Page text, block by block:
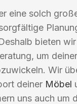
eine solch
bieten
um
Wir
deiner Möbel
uns auch um